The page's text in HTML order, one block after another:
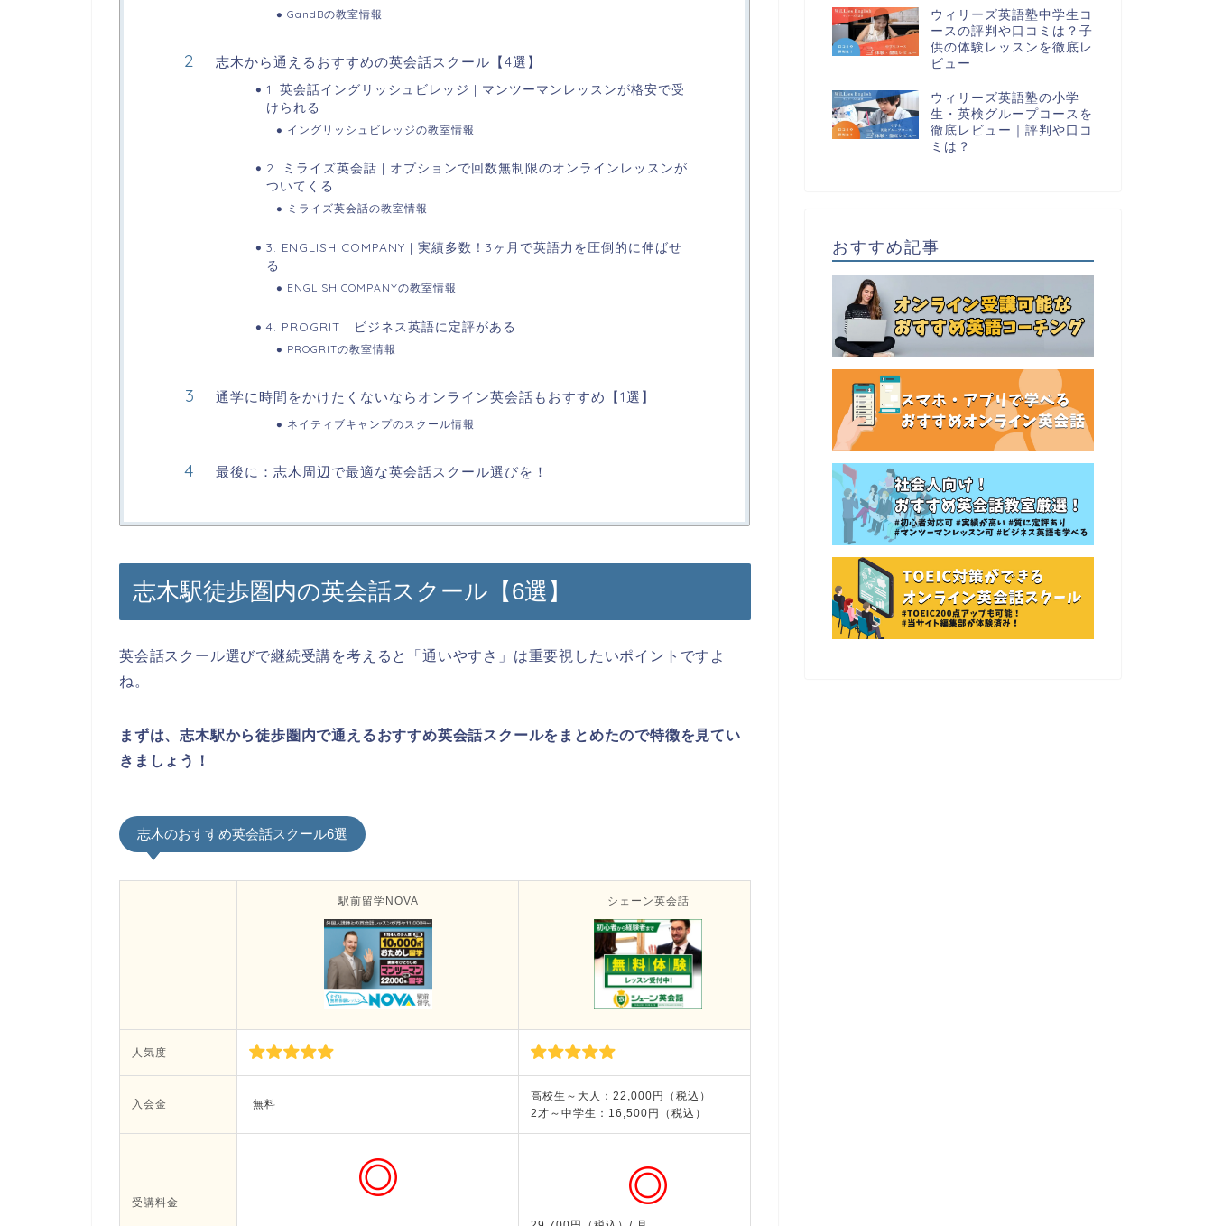
GandBの教室情報
志木から通えるおすすめの英会話スクール【4選】
1. 英会話イングリッシュビレッジ | マンツーマンレッスンが格安で受
けられる
イングリッシュビレッジの教室情報
2. ミライズ英会話 | オプションで回数無制限のオンラインレッスンが
ついてくる
ミライズ英会話の教室情報
3. ENGLISH COMPANY | 実績多数！3ヶ月で英語力を圧倒的に伸ばせ
る
ENGLISH COMPANYの教室情報
4. PROGRIT | ビジネス英語に定評がある
PROGRITの教室情報
通学に時間をかけたくないならオンライン英会話もおすすめ【1選】
ネイティブキャンプのスクール情報
最後に：志木周辺で最適な英会話スクール選びを！
志木駅徒歩圏内の英会話スクール【6選】
英会話スクール選びで継続受講を考えると「通いやすさ」は重要視したいポイントですよ
ね。
まずは、志木駅から徒歩圏内で通えるおすすめ英会話スクールをまとめたので特徴を見てい
きましょう！
志木のおすすめ英会話スクール6選
駅前留学NOVA シェーン英会話
人気度
入会金 無料
高校生～大人：22,000円（税込）
2才～中学生：16,500円（税込）
受講料金
ウィリーズ英語塾中学生コ
ースの評判や口コミは？子
供の体験レッスンを徹底レ
ビュー
ウィリーズ英語塾の小学
生・英検グループコースを
徹底レビュー｜評判や口コ
ミは？
おすすめ記事